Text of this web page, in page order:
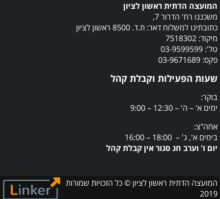
המועצה הדתית ראשון לציון
משכננו רח' הדרור 7,
כתובתינו למשלוח דאר: ת.ד. 8500 ראשון לציון
מיקוד: 7518302
טל': 03-9599599
פקס: 03-9671689
שעות הפעילות וקבלת קהל
בוקר:
ימים א' – ה' – 12:30 – 9:00
אחה"צ:
בימים א', ג' – 18:00 – 16:00
יום ו' וערב חג סגור אין קבלת קהל
המועצה הדתית ראשון לציון © כל הזכויות שמורות
2019